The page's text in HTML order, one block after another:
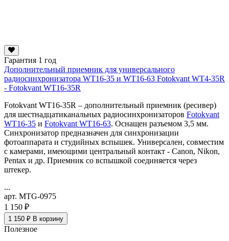
Гарантия 1 год
Дополнительный приемник для универсального
радиосинхронизатора WT16-35 и WT16-63 Fotokvant WT4-35R
- Fotokvant WT16-35R
Fotokvant WT16-35R – дополнительный приемник (ресивер)
для шестнадцатиканальных радиосинхронизаторов Fotokvant
WT16-35 и Fotokvant WT16-63. Оснащен разъемом 3,5 мм.
Синхронизатор предназначен для синхронизации
фотоаппарата и студийных вспышек. Универсален, совместим
с камерами, имеющими центральный контакт - Canon, Nikon,
Pentax и др. Приемник со вспышкой соединяется через
штекер.
...
арт. MTG-0975
1 150 ₽
1 150 ₽ В корзину
Полезное